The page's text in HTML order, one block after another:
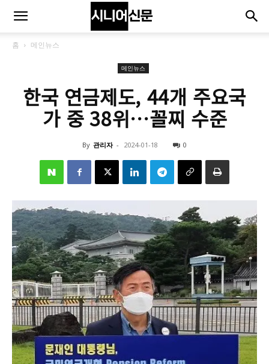
홈 메인뉴스
메인뉴스
한국 연금제도, 44개 주요국
가 중 38위…꼴찌 수준
By 관리자 - 2024-01-18 0